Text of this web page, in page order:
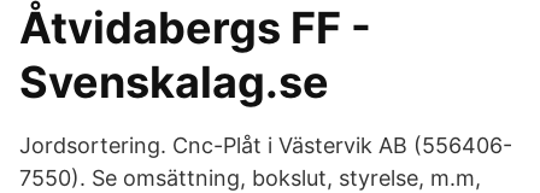
Åtvidabergs FF -
Svenskalag.se
Jordsortering. Cnc-Plåt i Västervik AB (556406-
7550). Se omsättning, bokslut, styrelse, m.m,